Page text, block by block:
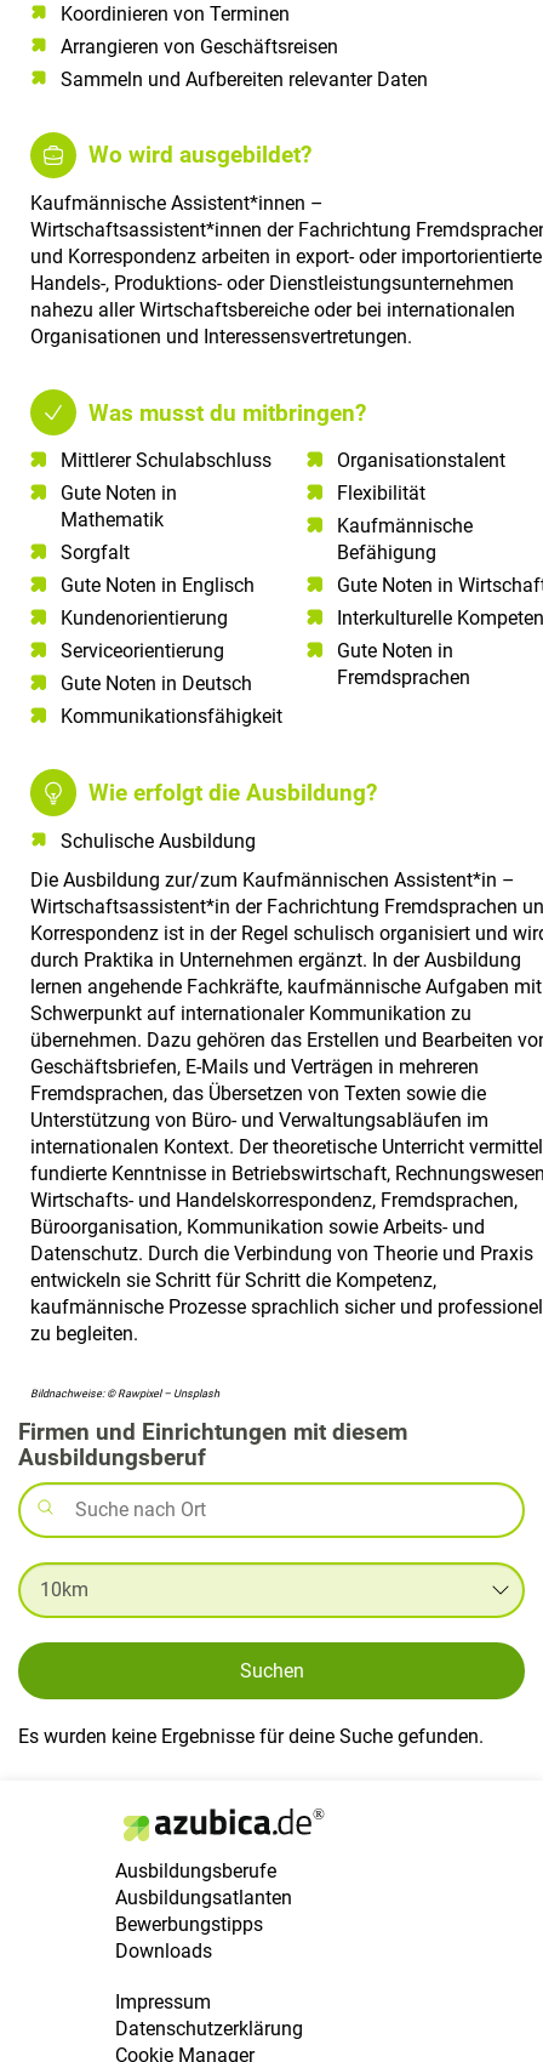
Koordinieren von Terminen
Arrangieren von Geschäftsreisen
Sammeln und Aufbereiten relevanter Daten
Wo wird ausgebildet?
Kaufmännische Assistent*innen –
Wirtschaftsassistent*innen der Fachrichtung
und Korrespondenz arbeiten in export- oder
Handels-, Produktions- oder Dienstleistungsunternehmen
nahezu aller Wirtschaftsbereiche oder bei internationalen
Organisationen und Interessensvertretungen.
Was musst du mitbringen?
Mittlerer Schulabschluss​
Gute Noten in
Mathematik​
Sorgfalt​
Gute Noten in Englisch​
Kundenorientierung​
Serviceorientierung​
Gute Noten in Deutsch​
Kommunikationsfähigkeit​
Organisationstalent
Flexibilität
Kaufmännische
Befähigung
Gute Noten in
Interkulturelle
Gute Noten in
Fremdsprachen
Wie erfolgt die Ausbildung?
Schulische Ausbildung
Die Ausbildung zur/zum Kaufmännischen Assistent*in –
Wirtschaftsassistent*in der Fachrichtung Fremdsprachen
Korrespondenz ist in der Regel schulisch organisiert und
durch Praktika in Unternehmen ergänzt. In der Ausbildung
lernen angehende Fachkräfte, kaufmännische Aufgaben mit
Schwerpunkt auf internationaler Kommunikation zu
übernehmen. Dazu gehören das Erstellen und Bearbeiten
Geschäftsbriefen, E-Mails und Verträgen in mehreren
Fremdsprachen, das Übersetzen von Texten sowie die
Unterstützung von Büro- und Verwaltungsabläufen im
internationalen Kontext. Der theoretische Unterricht
fundierte Kenntnisse in Betriebswirtschaft,
Wirtschafts- und Handelskorrespondenz, Fremdsprachen,
Büroorganisation, Kommunikation sowie Arbeits- und
Datenschutz. Durch die Verbindung von Theorie und Praxis
entwickeln sie Schritt für Schritt die Kompetenz,
kaufmännische Prozesse sprachlich sicher und
zu begleiten.
Bildnachweise: © Rawpixel – Unsplash
Firmen und Einrichtungen mit diesem
Ausbildungsberuf
Suchen
Es wurden keine Ergebnisse für deine Suche gefunden.
Ausbildungsberufe
Ausbildungsatlanten
Bewerbungstipps
Downloads
Impressum
Datenschutzerklärung
Cookie Manager